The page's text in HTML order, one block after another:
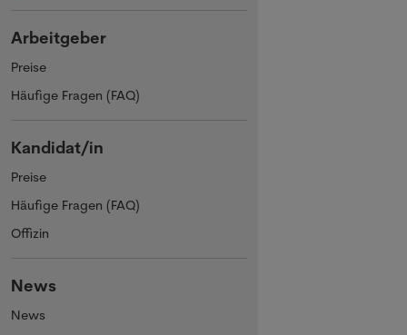
Arbeitgeber
Preise
Häufige Fragen (FAQ)
Kandidat/in
Preise
Häufige Fragen (FAQ)
Offizin
News
News